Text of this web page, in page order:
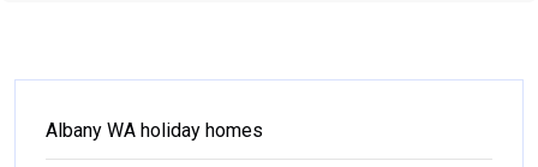
Albany WA holiday homes